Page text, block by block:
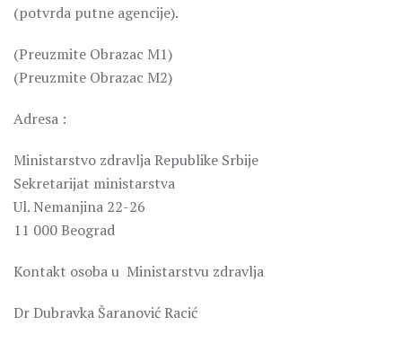
(potvrda putne agencije).
(Preuzmite Obrazac M1)
(Preuzmite Obrazac M2)
Adresa :
Ministarstvo zdravlja Republike Srbije
Sekretarijat ministarstva
Ul. Nemanjina 22-26
11 000 Beograd
Kontakt osoba u Ministarstvu zdravlja
Dr Dubravka Šaranović Racić